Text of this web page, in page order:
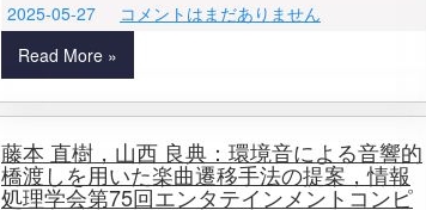
2025-05-27
コメントはまだありません
Read More »
藤本 直樹，山西 良典：環境音による音響的
橋渡しを用いた楽曲遷移手法の提案，情報
処理学会第75回エンタテインメントコンピ